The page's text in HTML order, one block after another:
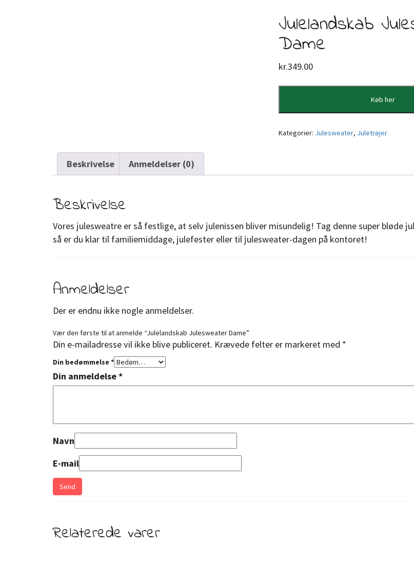
Julelandskab
Dame
kr.349.00
Køb her
Kategorier: Julesweater, Juletrøjer
Beskrivelse Anmeldelser (0)
Beskrivelse
Vores julesweatre er så festlige, at selv julenissen bliver misundelig! Tag denne super bløde
så er du klar til familiemiddage, julefester eller til julesweater-dagen på kontoret!
Anmeldelser
Der er endnu ikke nogle anmeldelser.
Vær den første til at anmelde “Julelandskab Julesweater Dame”
Din e-mailadresse vil ikke blive publiceret. Krævede felter er markeret med *
Din bedømmelse *
Din anmeldelse*
Navn
E-mail
Relaterede varer